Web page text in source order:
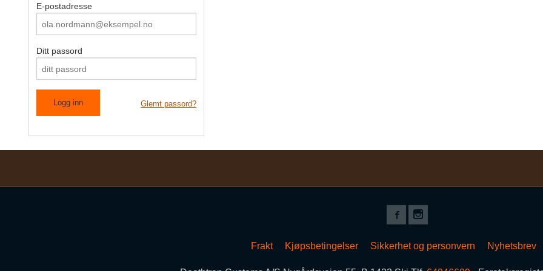
E-postadresse
Ditt passord
Glemt passord?
Frakt Kjøpsbetingelser Sikkerhet og personvern Nyhetsbrev